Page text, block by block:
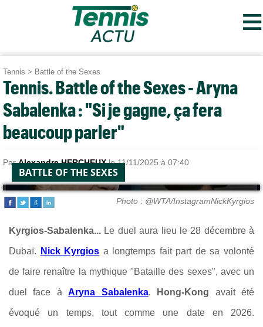
≡
Tennis > Battle of the Sexes
Tennis. Battle of the Sexes - Aryna
Sabalenka : "Si je gagne, ça fera
beaucoup parler"
ParAlexandre HERCHEUXle 11/11/2025 à 07:40
BATTLE OF THE SEXES
Photo : @WTA/InstagramNickKyrgios
Kyrgios-Sabalenka... Le duel aura lieu le 28 décembre à
Dubaï. Nick Kyrgios a longtemps fait part de sa volonté
de faire renaître la mythique "Bataille des sexes", avec un
duel face àAryna Sabalenka. Hong-Kong avait été
évoqué un temps, tout comme une date en 2026.